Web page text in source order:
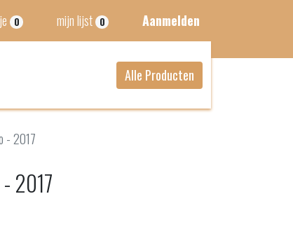
0 mijn lijst 0 Aanmelden
Alle Producten
- 2017
2017